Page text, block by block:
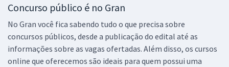
Concurso público é no Gran
No Gran você fica sabendo tudo o que precisa sobre
concursos públicos, desde a publicação do edital até as
informações sobre as vagas ofertadas. Além disso, os cursos
online que oferecemos são ideais para quem possui uma